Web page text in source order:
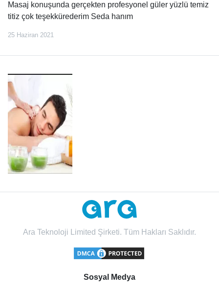
Masaj konuşunda gerçekten profesyonel güler yüzlü temiz
titiz çok teşekkürederim Seda hanım
25 Haziran 2021
Ara Teknoloji Limited Şirketi. Tüm Hakları Saklıdır.
Sosyal Medya